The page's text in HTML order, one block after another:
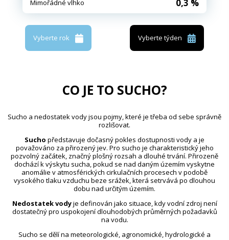
Mimořádné vlhko 0,3 %
Vyberte rok Vyberte týden
CO JE TO SUCHO?
Sucho a nedostatek vody jsou pojmy, které je třeba od sebe správně
rozlišovat.
Sucho představuje dočasný pokles dostupnosti vody a je
považováno za přirozený jev. Pro sucho je charakteristický jeho
pozvolný začátek, značný plošný rozsah a dlouhé trvání. Přirozeně
dochází k výskytu sucha, pokud se nad daným územím vyskytne
anomálie v atmosférických cirkulačních procesech v podobě
vysokého tlaku vzduchu beze srážek, která setrvává po dlouhou
dobu nad určitým územím.
Nedostatek vodyje definován jako situace, kdy vodní zdroj není
dostatečný pro uspokojení dlouhodobých průměrných požadavků
na vodu.
Sucho se dělí na meteorologické, agronomické, hydrologické a